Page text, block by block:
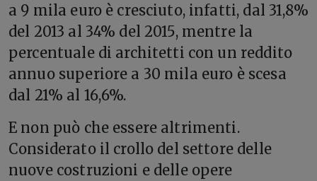
a 9 mila euro è cresciuto, infatti, dal 31,8%
del 2013 al 34% del 2015, mentre la
percentuale di architetti con un reddito
annuo superiore a 30 mila euro è scesa
dal 21% al 16,6%.
E non può che essere altrimenti.
Considerato il crollo del settore delle
nuove costruzioni e delle opere